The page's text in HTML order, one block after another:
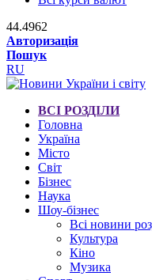
44.4962
Авторизація
Пошук
RU
ВСІ РОЗДІЛИ
Головна
Україна
Місто
Світ
Бізнес
Наука
Шоу-бізнес
Всі новини
Культура
Кіно
Музика